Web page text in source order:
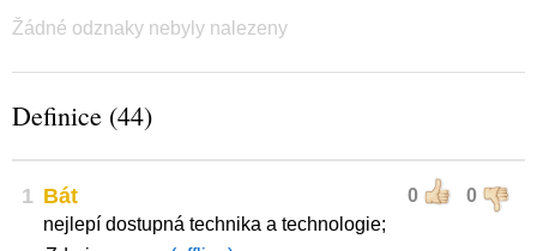
Žádné odznaky nebyly nalezeny
Definice (44)
1 0 0
Bát
nejlepí dostupná technika a technologie;